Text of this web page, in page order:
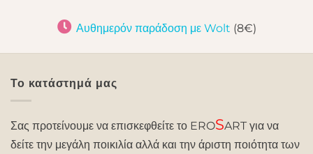
Αυθημερόν παράδοση με Wolt (8€)
Το κατάστημά μας
Σας προτείνουμε να επισκεφθείτε το EROSART για να
δείτε την μεγάλη ποικιλία αλλά και την άριστη ποιότητα των